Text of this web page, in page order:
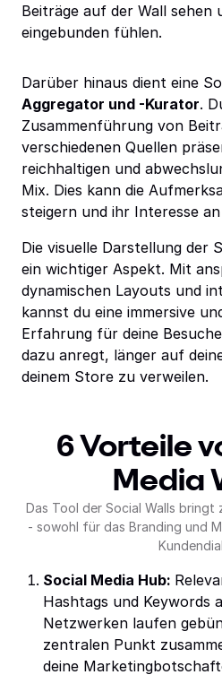
Beiträge auf der Wall sehen
eingebunden fühlen.
Darüber hinaus dient eine
Aggregator und -Kurator.
Zusammenführung von
verschiedenen Quellen
reichhaltigen und
Mix. Dies kann die
steigern und ihr Interesse
Die visuelle Darstellung der
ein wichtiger Aspekt. Mit
dynamischen Layouts und
kannst du eine immersive
Erfahrung für deine
dazu anregt, länger auf
deinem Store zu verweilen.
6 Vorteile
Media
Das Tool der Social Walls bringt
- sowohl für das Branding und
Social Media Hub:
Hashtags und Keywords
Netzwerken laufen
zentralen Punkt
deine